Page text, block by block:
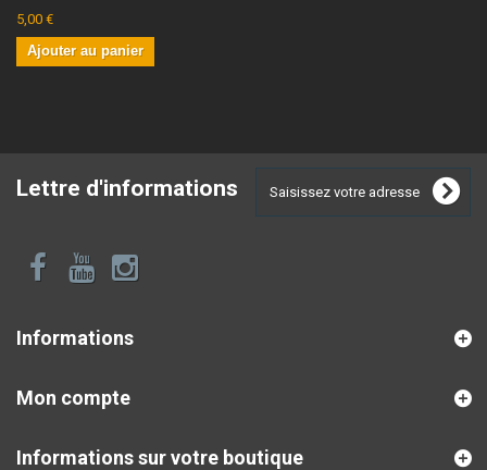
5,00 €
Ajouter au panier
Lettre d'informations
Informations
Mon compte
Informations sur votre boutique